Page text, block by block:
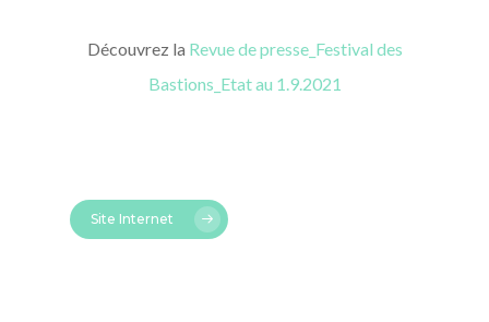
Découvrez la Revue de presse_Festival des
Bastions_Etat au 1.9.2021
Site Internet